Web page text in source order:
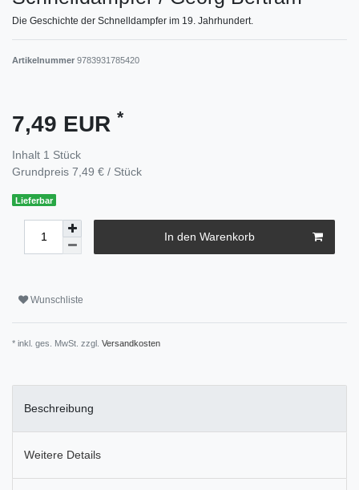
Die Geschichte der Schnelldampfer im 19. Jahrhundert.
Artikelnummer 9783931785420
7,49 EUR *
Inhalt 1 Stück
Grundpreis 7,49 € / Stück
Lieferbar
In den Warenkorb
Wunschliste
* inkl. ges. MwSt. zzgl. Versandkosten
Beschreibung
Weitere Details